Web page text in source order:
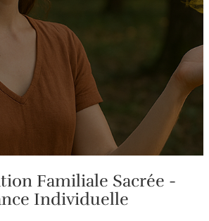
Familiale Sacrée -
Individuelle